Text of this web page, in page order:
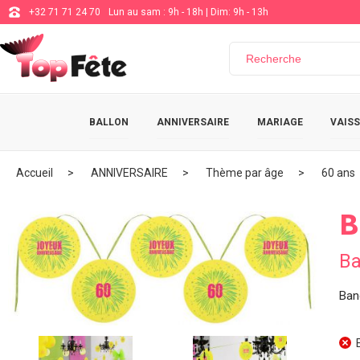
+32 71 71 24 70 Lun au sam : 9h - 18h | Dim: 9h - 13h
BALLON ANNIVERSAIRE MARIAGE
Accueil ANNIVERSAIRE Thème par âge 60 ans